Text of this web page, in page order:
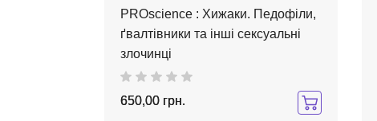
PROscience : Хижаки. Педофіли,
ґвалтівники та інші сексуальні
злочинці
650,00 грн.